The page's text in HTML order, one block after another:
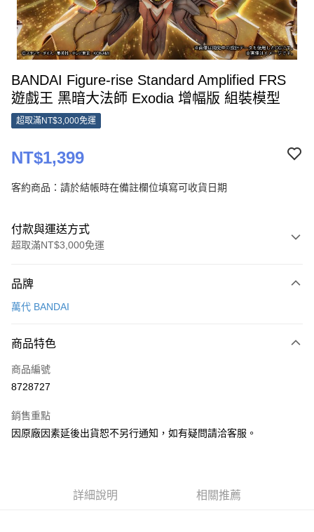
BANDAI Figure-rise Standard Amplified FRS
遊戲王 黑暗大法師 Exodia 增幅版 組裝模型
超取滿NT$3,000免運
NT$1,399
客約商品：請於結帳時在備註欄位填寫可收貨日期
付款與運送方式
超取滿NT$3,000免運
信用卡一次付款
Apple Pay
Google Pay
大哥付你分期
相關說明
流程，驗證手機門號後，選擇欲分期的期數、繳款截止日，確認付款後即完
品牌
萬代 BANDAI
商品特色
商品編號
8728727
銷售重點
因原廠因素延後出貨恕不另行通知，如有疑問請洽客服。
詳細說明 相關推薦